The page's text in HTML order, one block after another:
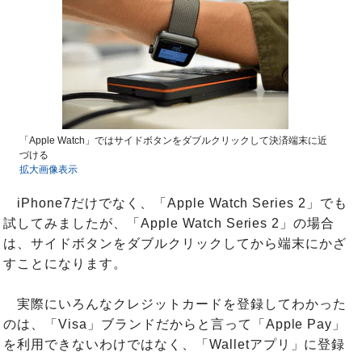
「Apple Watch」ではサイドボタンをダブルクリックして決済端末に近
づける
拡大画像表示
iPhone7だけでなく、「Apple Watch Series 2」でも
試してみましたが、「Apple Watch Series 2」の場合
は、サイドボタンをダブルクリックしてから端末にかざ
すことになります。
実際にいろんなクレジットカードを登録してわかった
のは、「Visa」ブランドだからと言って「Apple Pay」
を利用できないわけではなく、「Walletアプリ」に登録